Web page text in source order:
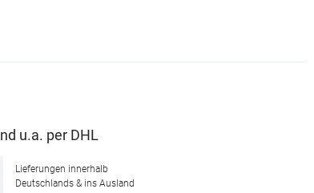
u.a. per DHL
Lieferungen innerhalb
Deutschlands & ins Ausland